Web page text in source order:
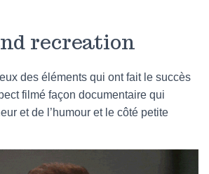
recreation
des éléments qui ont fait le succès
filmé façon documentaire qui
et de l’humour et le côté petite